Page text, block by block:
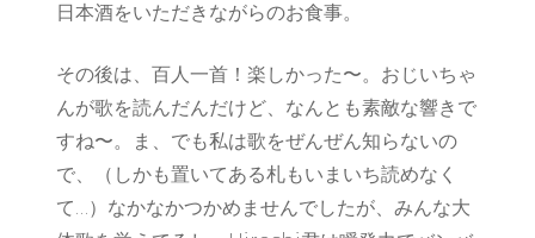
日本酒をいただきながらのお食事。
その後は、百人一首！楽しかった〜。おじいちゃ
んが歌を読んだんだけど、なんとも素敵な響きで
すね〜。ま、でも私は歌をぜんぜん知らないの
で、（しかも置いてある札もいまいち読めなく
て…）なかなかつかめませんでしたが、みんな大